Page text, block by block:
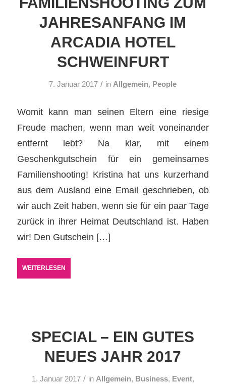
JAHRESANFANG IM
ARCADIA HOTEL
SCHWEINFURT
7. Januar 2017 / in Allgemein, People
Womit kann man seinen Eltern eine riesige
Freude machen, wenn man weit voneinander
entfernt lebt? Na klar, mit einem
Geschenkgutschein für ein gemeinsames
Familienshooting! Kristina hat uns kurzerhand
aus dem Ausland eine Email geschrieben, ob
wir auch Zeit haben, wenn sie für ein paar Tage
zurück in ihrer Heimat Deutschland ist. Haben
wir! Den Gutschein […]
WEITERLESEN
SPECIAL – EIN GUTES
NEUES JAHR 2017
1. Januar 2017 / in Allgemein, Business, Event,